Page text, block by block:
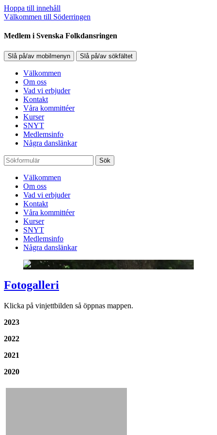
Hoppa till innehåll
Välkommen till Söderringen
Medlem i Svenska Folkdansringen
Slå på/av mobilmenyn Slå på/av sökfältet
Välkommen
Om oss
Vad vi erbjuder
Kontakt
Våra kommittéer
Kurser
SNYT
Medlemsinfo
Några danslänkar
Sök
Välkommen
Om oss
Vad vi erbjuder
Kontakt
Våra kommittéer
Kurser
SNYT
Medlemsinfo
Några danslänkar
Fotogalleri
Klicka på vinjettbilden så öppnas mappen.
2023
2022
2021
2020